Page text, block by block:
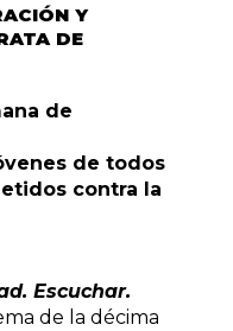
Y
DE
de
de todos
contra la
Escuchar.
de la décima